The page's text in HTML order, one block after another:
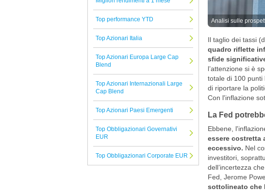
Union Investment
Banor
Belgrave
Morgan Stanley
Jupiter
Infusive Fund
Allianz
Selectra
Neuberger Berman
Tutti i fondi confrontati
Analisi sulle
Il taglio dei tassi
quadro riflette
sfide
l’attenzione si è
totale di 100 punti
di riportare la
Con l'inflazione
La Fed
Ebbene,
essere costretta
eccessivo. Nel
investitori,
dell’incertezza
Fed, Jerome
sottolineato che
Top performance YTD
Top Azionari Italia
Top Azionari Europa Large Cap
Blend
Top Azionari Internazionali Large
Cap Blend
Top Azionari Paesi Emergenti
Top Obbligazionari Governativi
EUR
Top Obbligazionari Corporate EUR